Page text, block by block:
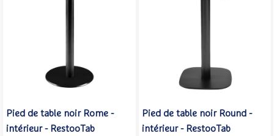
Pied de table noir Rome -
intérieur - RestooTab
Pied de table noir Round -
intérieur - RestooTab